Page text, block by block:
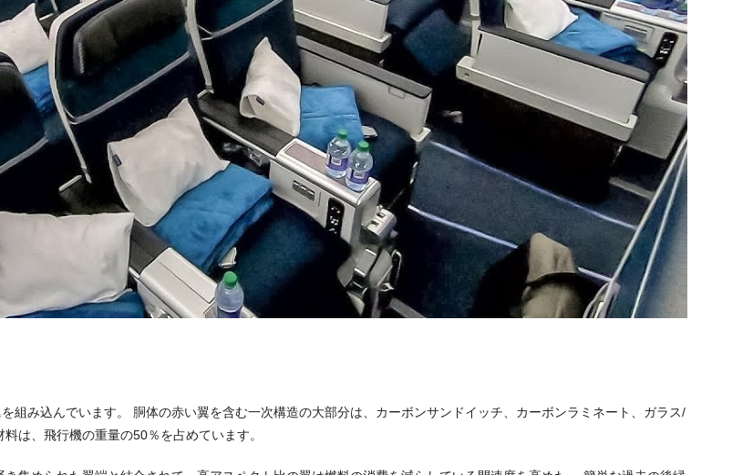
組み込んでいます。 胴体の赤い翼を含む一次構造の大部分は、カーボンサンドイッチ、カーボンラミネート、ガラス/
は、飛行機の重量の50％を占めています。